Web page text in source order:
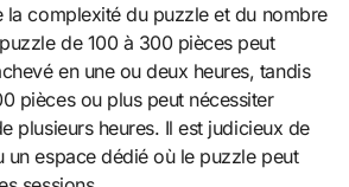
la complexité du puzzle et du nombre
de 100 à 300 pièces peut
en une ou deux heures, tandis
pièces ou plus peut nécessiter
plusieurs heures. Il est judicieux de
un espace dédié où le puzzle peut